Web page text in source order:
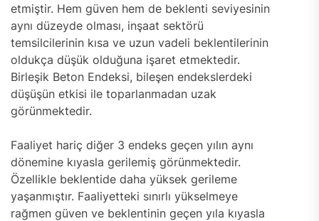
etmiştir. Hem güven hem de beklenti seviyesinin
aynı düzeyde olması, inşaat sektörü
temsilcilerinin kısa ve uzun vadeli beklentilerinin
oldukça düşük olduğuna işaret etmektedir.
Birleşik Beton Endeksi, bileşen endekslerdeki
düşüşün etkisi ile toparlanmadan uzak
görünmektedir.
Faaliyet hariç diğer 3 endeks geçen yılın aynı
dönemine kıyasla gerilemiş görünmektedir.
Özellikle beklentide daha yüksek gerileme
yaşanmıştır. Faaliyetteki sınırlı yükselmeye
rağmen güven ve beklentinin geçen yıla kıyasla